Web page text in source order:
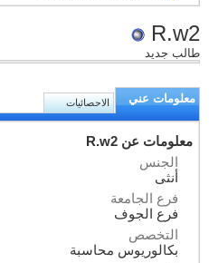
R.w2
طالب جديد
معلومات عني الاحصائيات
معلومات عن R.w2
الجنس
أنثى
فرع الجامعة
فرع الجوف
التخصص
بكالوريوس محاسبة